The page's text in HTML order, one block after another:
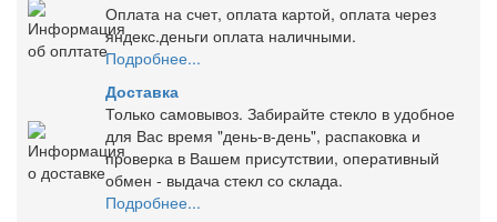
Оплата на счет, оплата картой, оплата через
яндекс.деньги оплата наличными.
Подробнее...
Доставка
Только самовывоз. Забирайте стекло в удобное
для Вас время "день-в-день", распаковка и
проверка в Вашем присутствии, оперативный
обмен - выдача стекл со склада.
Подробнее...